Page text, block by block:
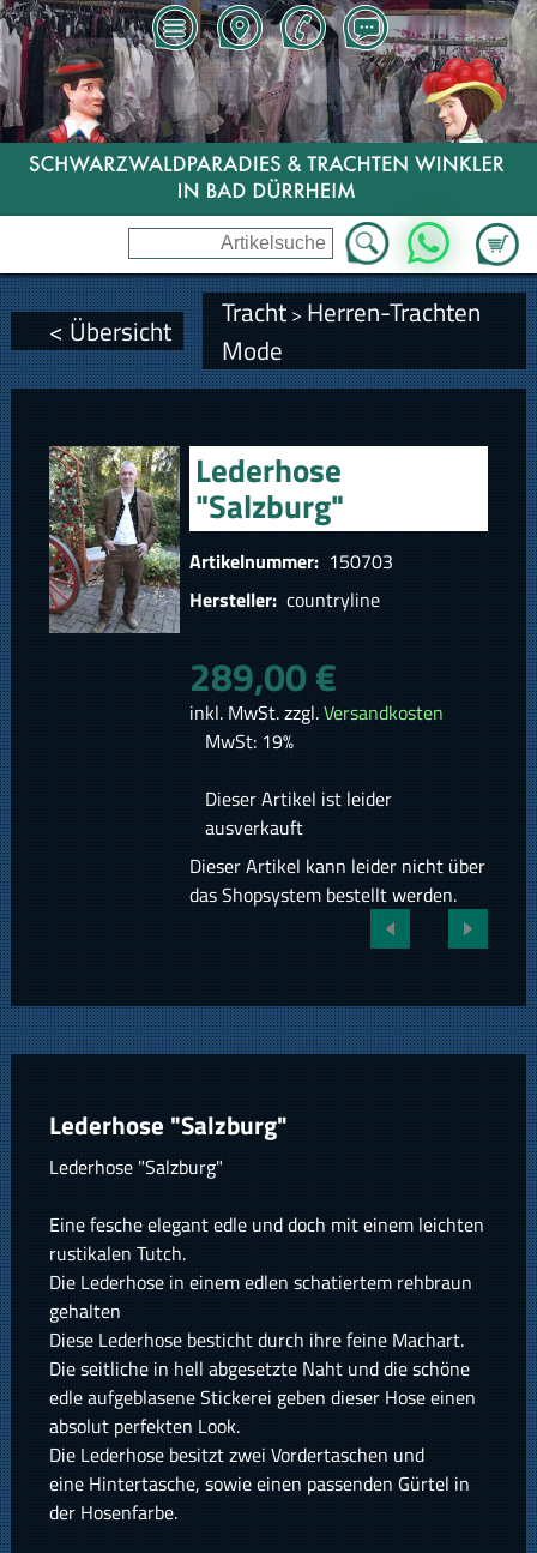
Zum
WhatsApp
< Übersicht Tracht> Herren-Trachten
Mode
Lederhose
"Salzburg"
Artikelnummer: 150703
Hersteller: countryline
289,00 €
inkl. MwSt. zzgl.Versandkosten
MwSt: 19%
Dieser Artikel ist leider
ausverkauft
Dieser Artikel kann leider nicht über
das Shopsystem bestellt werden.
Lederhose "Salzburg"
Lederhose "Salzburg"
Eine fesche elegant edle und doch mit einem leichten
rustikalen Tutch.
Die Lederhose in einem edlen schatiertem rehbraun
gehalten
Diese Lederhose besticht durch ihre feine Machart.
Die seitliche in hell abgesetzte Naht und die schöne
edle aufgeblasene Stickerei geben dieser Hose einen
absolut perfekten Look.
Die Lederhose besitzt zwei Vordertaschen und
eine Hintertasche, sowie einen passenden Gürtel in
der Hosenfarbe.